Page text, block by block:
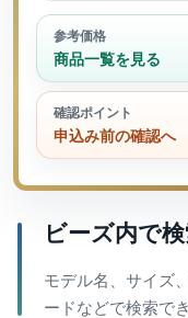
参考価格
商品一覧を見る
確認ポイント
申込み前の確認へ
ビーズ内で
モデル名、サイズ
ードなどで検索で